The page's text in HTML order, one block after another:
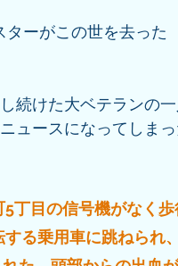
ーがこの世を去った
続けた大ベテランの
ュースになってしまっ
丁目の信号機がなく歩
る乗用車に跳ねられ